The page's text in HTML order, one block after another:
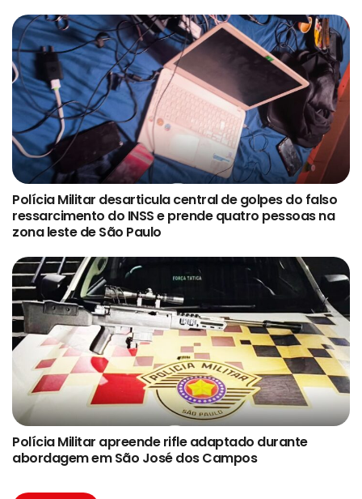
Polícia Militar desarticula central de golpes do falso
ressarcimento do INSS e prende quatro pessoas na
zona leste de São Paulo
Polícia Militar apreende rifle adaptado durante
abordagem em São José dos Campos